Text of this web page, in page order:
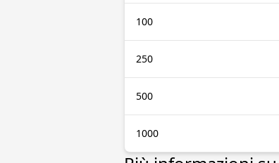
100
250
500
1000